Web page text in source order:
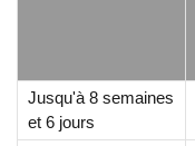
Jusqu'à 8 semaines
et 6 jours